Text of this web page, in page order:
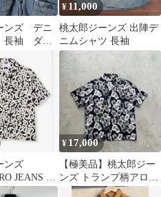
ンズ デニ
長袖 ダン
¥ 11,000
桃太郎ジーンズ 出陣デ
ニムシャツ 長袖
ンズ
JEANS 半
¥ 17,000
【極美品】桃太郎ジー
ンズ トランプ柄アロハ
シャツ XL 日本製 定価